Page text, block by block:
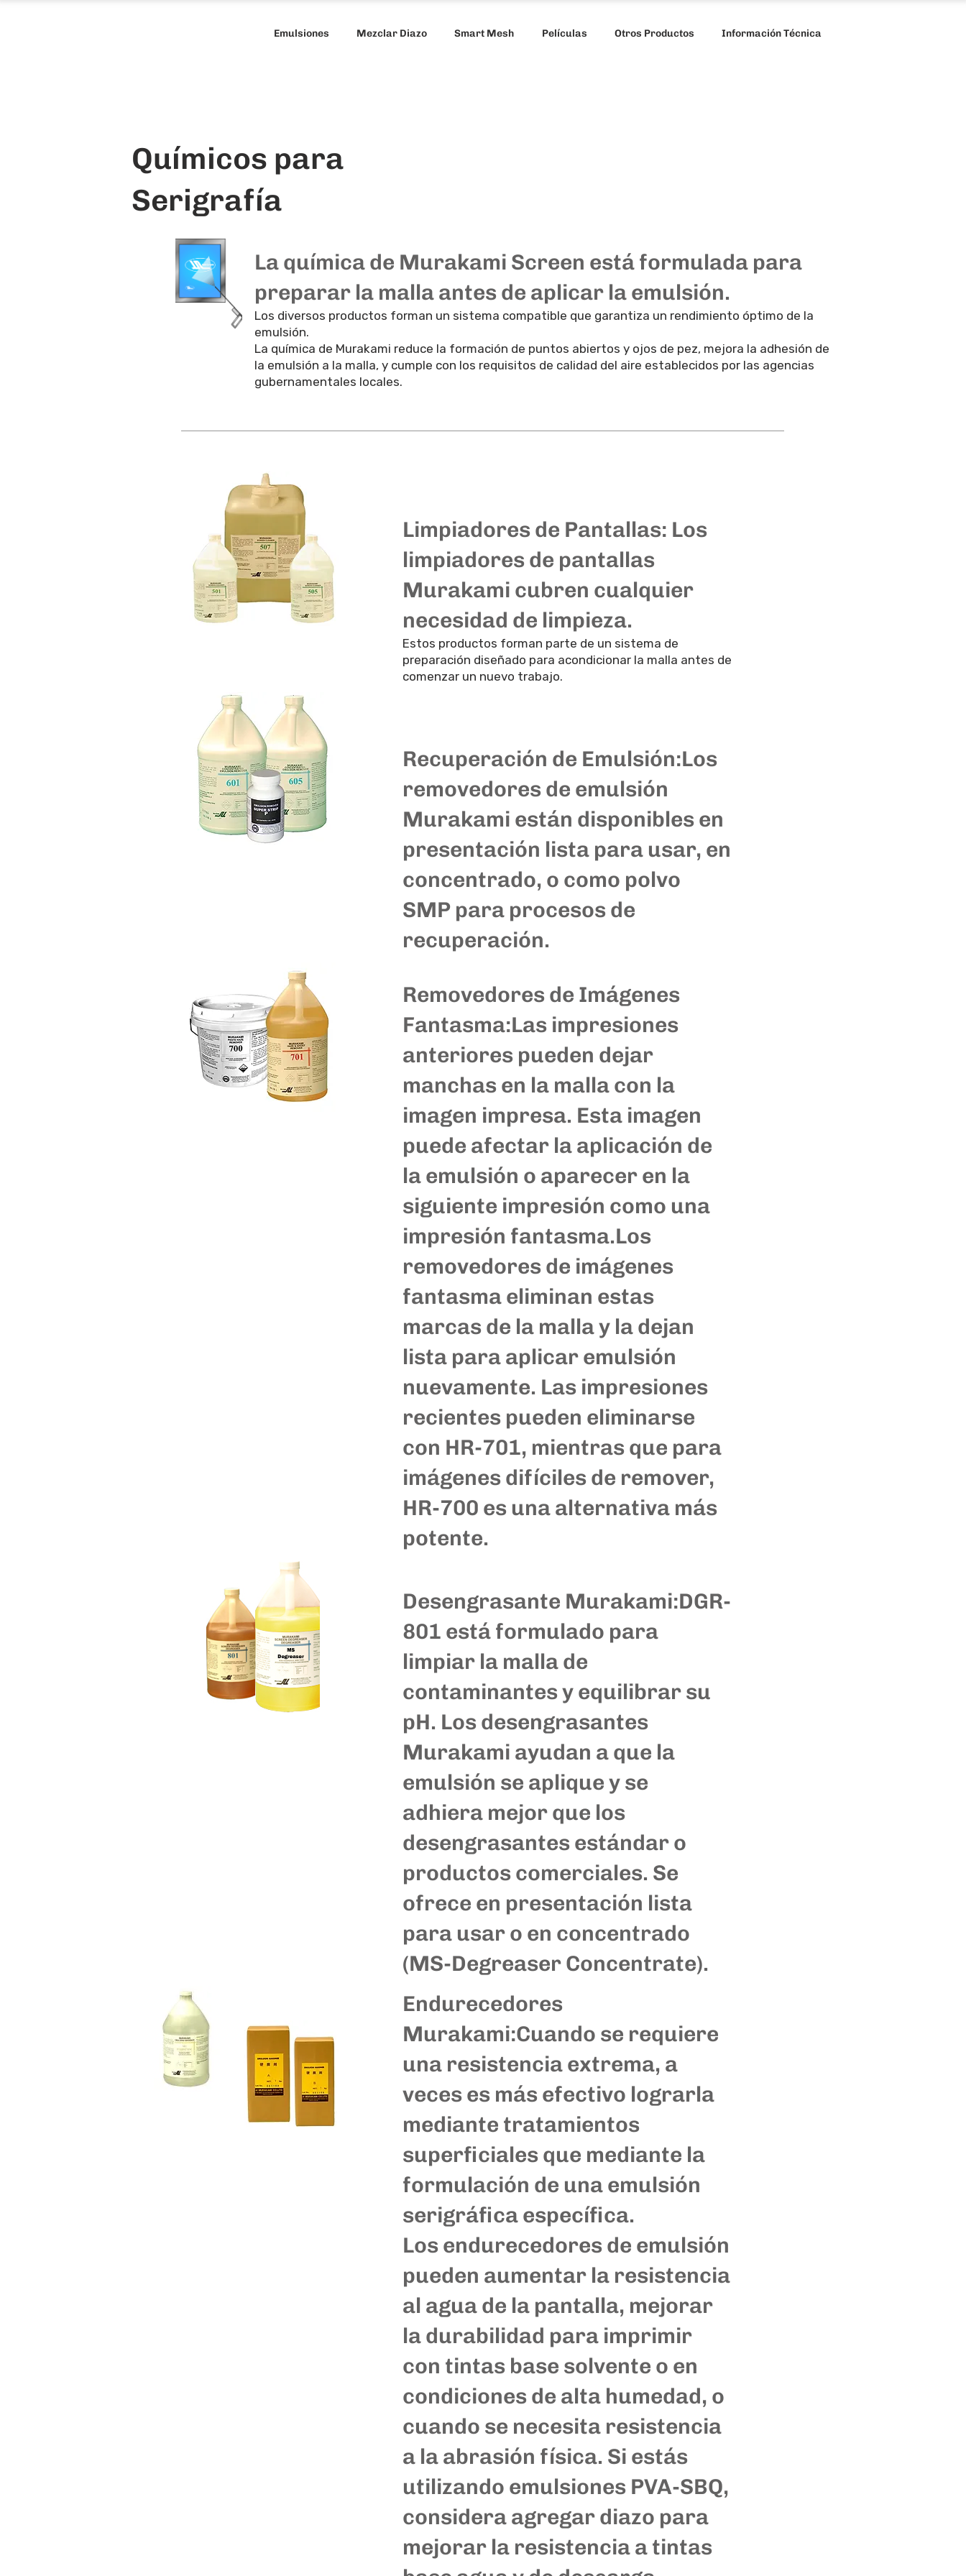
Emulsiones Mezclar Diazo Smart Mesh Películas Otros Productos Información Técnica
Químicos para
Serigrafía
La química de Murakami Screen está formulada para
preparar la malla antes de aplicar la emulsión.
Los diversos productos forman un sistema compatible que garantiza un rendimiento óptimo de la
emulsión.
La química de Murakami reduce la formación de puntos abiertos y ojos de pez, mejora la adhesión de
la emulsión a la malla, y cumple con los requisitos de calidad del aire establecidos por las agencias
gubernamentales locales.
Limpiadores de Pantallas: Los
limpiadores de pantallas
Murakami cubren cualquier
necesidad de limpieza.
Estos productos forman parte de un sistema de
preparación diseñado para acondicionar la malla antes de
comenzar un nuevo trabajo.
Recuperación de Emulsión:Los
removedores de emulsión
Murakami están disponibles en
presentación lista para usar, en
concentrado, o como polvo
SMP para procesos de
recuperación.
Removedores de Imágenes
Fantasma:Las impresiones
anteriores pueden dejar
manchas en la malla con la
imagen impresa. Esta imagen
puede afectar la aplicación de
la emulsión o aparecer en la
siguiente impresión como una
impresión fantasma.Los
removedores de imágenes
fantasma eliminan estas
marcas de la malla y la dejan
lista para aplicar emulsión
nuevamente. Las impresiones
recientes pueden eliminarse
con HR-701, mientras que para
imágenes difíciles de remover,
HR-700 es una alternativa más
potente.
Desengrasante Murakami:DGR-
801 está formulado para
limpiar la malla de
contaminantes y equilibrar su
pH. Los desengrasantes
Murakami ayudan a que la
emulsión se aplique y se
adhiera mejor que los
desengrasantes estándar o
productos comerciales. Se
ofrece en presentación lista
para usar o en concentrado
(MS-Degreaser Concentrate).
Endurecedores
Murakami:Cuando se requiere
una resistencia extrema, a
veces es más efectivo lograrla
mediante tratamientos
superficiales que mediante la
formulación de una emulsión
serigráfica específica.
Los endurecedores de emulsión
pueden aumentar la resistencia
al agua de la pantalla, mejorar
la durabilidad para imprimir
con tintas base solvente o en
condiciones de alta humedad, o
cuando se necesita resistencia
a la abrasión física. Si estás
utilizando emulsiones PVA-SBQ,
considera agregar diazo para
mejorar la resistencia a tintas